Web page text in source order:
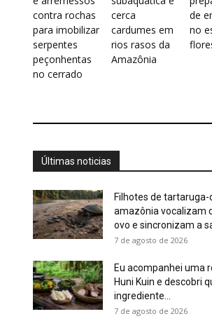
contra rochas
para imobilizar
serpentes
peçonhentas
no cerrado
cerca
cardumes em
rios rasos da
Amazônia
de
no
Últimas noticias
Filhotes de tartaruga-
amazônia vocalizam
ovo e sincronizam a
7 de agosto de 2026
Eu acompanhei uma
Huni Kuin e descobri
ingrediente...
7 de agosto de 2026